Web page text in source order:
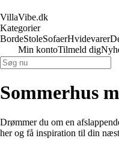
VillaVibe.dk
Kategorier
BordeStoleSofaerHvidevarer
Min kontoTilmeld dig
Sommerhus
Drømmer du om en
her og få inspiration til din